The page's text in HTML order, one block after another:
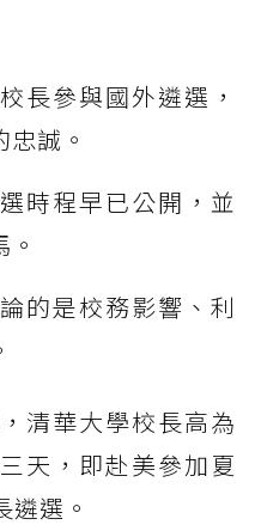
長參與國外遴選，
誠。
時程早已公開，並
的是校務影響、利
清華大學校長高為
天，即赴美參加夏
選。